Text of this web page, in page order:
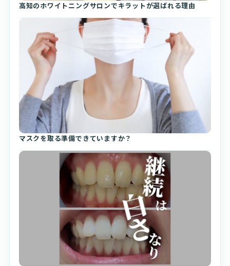
高知のホワイトニングサロンでキラットが選ばれる理由
マスクを取る準備できていますか？